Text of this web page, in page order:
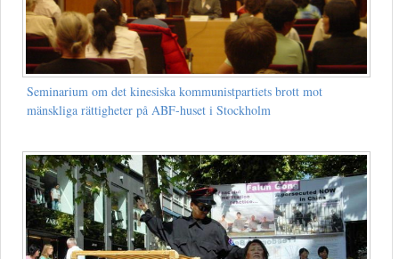
Seminarium om det kinesiska kommunistpartiets brott mot
mänskliga rättigheter på ABF-huset i Stockholm